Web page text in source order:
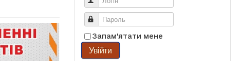
Пароль
Запам'ятати мене
Увійти